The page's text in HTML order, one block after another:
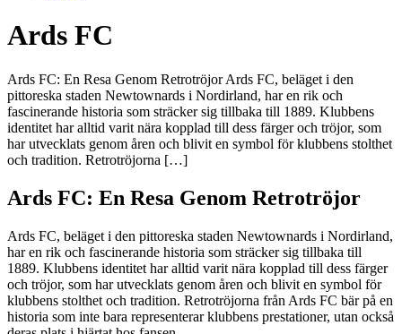
Ards FC
Ards FC: En Resa Genom Retrotröjor Ards FC, beläget i den
pittoreska staden Newtownards i Nordirland, har en rik och
fascinerande historia som sträcker sig tillbaka till 1889. Klubbens
identitet har alltid varit nära kopplad till dess färger och tröjor, som
har utvecklats genom åren och blivit en symbol för klubbens stolthet
och tradition. Retrotröjorna […]
Ards FC: En Resa Genom Retrotröjor
Ards FC, beläget i den pittoreska staden Newtownards i Nordirland,
har en rik och fascinerande historia som sträcker sig tillbaka till
1889. Klubbens identitet har alltid varit nära kopplad till dess färger
och tröjor, som har utvecklats genom åren och blivit en symbol för
klubbens stolthet och tradition. Retrotröjorna från Ards FC bär på en
historia som inte bara representerar klubbens prestationer, utan också